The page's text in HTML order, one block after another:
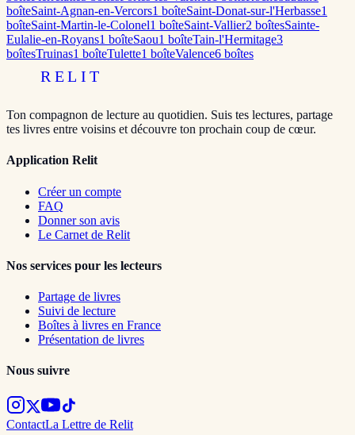
boîteSaint-Agnan-en-Vercors1 boîteSaint-Donat-sur-l'Herbasse1
boîteSaint-Martin-le-Colonel1 boîteSaint-Vallier2 boîtesSainte-
Eulalie-en-Royans1 boîteSaou1 boîteTain-l'Hermitage3
boîtesTruinas1 boîteTulette1 boîteValence6 boîtes
RELIT
Ton compagnon de lecture au quotidien. Suis tes lectures, partage
tes livres entre voisins et découvre ton prochain coup de cœur.
Application Relit
Créer un compte
FAQ
Donner son avis
Le Carnet de Relit
Nos services pour les lecteurs
Partage de livres
Suivi de lecture
Boîtes à livres en France
Présentation de livres
Nous suivre
ContactLa Lettre de Relit